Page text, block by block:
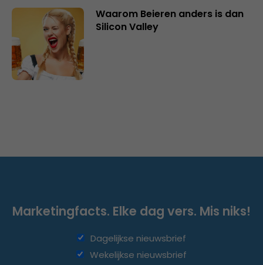
Waarom Beieren anders is dan
Silicon Valley
Marketingfacts. Elke dag vers. Mis niks!
Dagelijkse nieuwsbrief
Wekelijkse nieuwsbrief